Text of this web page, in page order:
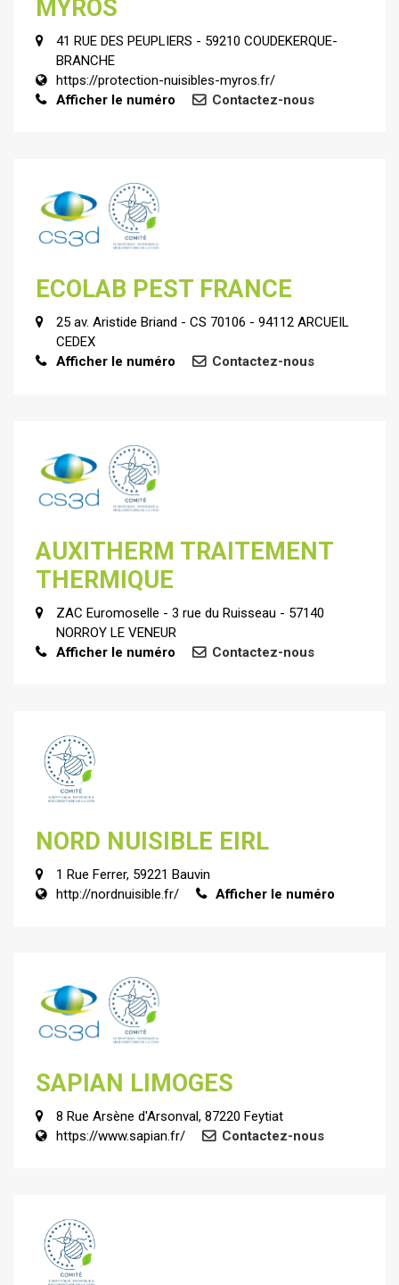
MYROS
41 RUE DES PEUPLIERS - 59210 COUDEKERQUE-
BRANCHE
https://protection-nuisibles-myros.fr/
Afficher le numéro
Contactez-nous
ECOLAB PEST FRANCE
25 av. Aristide Briand - CS 70106 - 94112 ARCUEIL
CEDEX
Afficher le numéro
Contactez-nous
AUXITHERM TRAITEMENT
THERMIQUE
ZAC Euromoselle - 3 rue du Ruisseau - 57140
NORROY LE VENEUR
Afficher le numéro
Contactez-nous
NORD NUISIBLE EIRL
1 Rue Ferrer, 59221 Bauvin
http://nordnuisible.fr/
Afficher le numéro
SAPIAN LIMOGES
8 Rue Arsène d'Arsonval, 87220 Feytiat
https://www.sapian.fr/
Contactez-nous